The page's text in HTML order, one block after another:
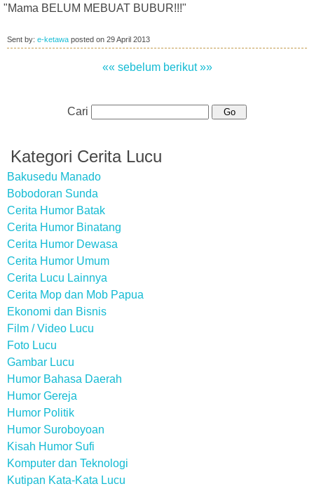
"Mama BELUM MEBUAT BUBUR!!!"
Sent by: e-ketawa posted on 29 April 2013
«« sebelum berikut »»
Cari
Kategori Cerita Lucu
Bakusedu Manado
Bobodoran Sunda
Cerita Humor Batak
Cerita Humor Binatang
Cerita Humor Dewasa
Cerita Humor Umum
Cerita Lucu Lainnya
Cerita Mop dan Mob Papua
Ekonomi dan Bisnis
Film / Video Lucu
Foto Lucu
Gambar Lucu
Humor Bahasa Daerah
Humor Gereja
Humor Politik
Humor Suroboyoan
Kisah Humor Sufi
Komputer dan Teknologi
Kutipan Kata-Kata Lucu